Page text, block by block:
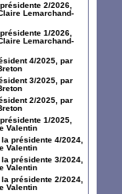
2/2026,
Lemarchand-
1/2026,
Lemarchand-
4/2025, par
3/2025, par
2/2025, par
1/2025,
Valentin
présidente 4/2024,
Valentin
présidente 3/2024,
Valentin
présidente 2/2024,
Valentin